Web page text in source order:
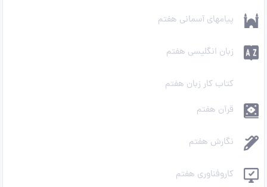
پیامهای آسمانی هفتم
زبان انگلیسی هفتم
کتاب کار زبان هفتم
قرآن هفتم
نگارش هفتم
کاروفناوری هفتم